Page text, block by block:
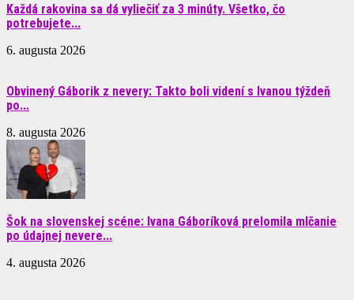
Každá rakovina sa dá vyliečiť za 3 minúty. Všetko, čo
potrebujete...
6. augusta 2026
Obvinený Gáborik z nevery: Takto boli videní s Ivanou týždeň
po...
8. augusta 2026
Šok na slovenskej scéne: Ivana Gáboríková prelomila mlčanie
po údajnej nevere...
4. augusta 2026